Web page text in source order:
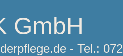
GmbH
- Tel.: